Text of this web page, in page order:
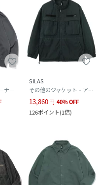
画像をご参照ください。
実際の商品と色味、仕
なる場合がございます。
は、生産の都合上、お
す。
品番をお伝え下さい。)
ナー
SILAS
その他のジャケット・アウター
13,860円 40%OFF
126ポイント(1倍)